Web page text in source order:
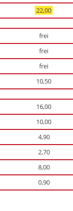
22,00
frei
frei
frei
10,50
16,00
10,00
4,90
2,70
8,00
0,90